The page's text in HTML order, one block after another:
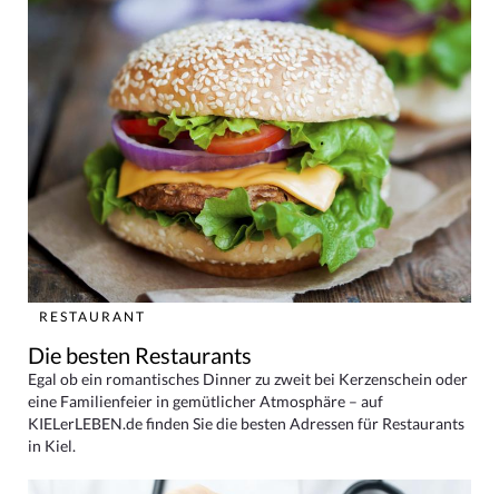
RESTAURANT
Die besten Restaurants
Egal ob ein romantisches Dinner zu zweit bei Kerzenschein oder
eine Familienfeier in gemütlicher Atmosphäre – auf
KIELerLEBEN.de finden Sie die besten Adressen für Restaurants
in Kiel.